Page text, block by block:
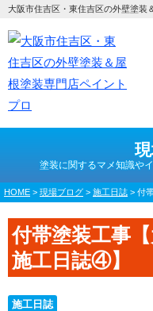
大阪市住吉区・東住吉区の外壁塗装
塗装に関するマメ知識や
HOME > 現場ブログ > 施工日誌 > 付
付帯塗装工事
施工日誌④】
施工日誌